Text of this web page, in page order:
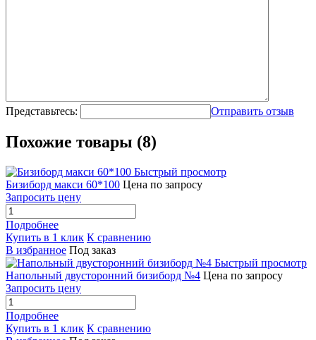
Представьтесь: Отправить отзыв
Похожие товары (8)
Быстрый просмотр
Бизиборд макси 60*100 Цена по запросу
Запросить цену
Подробнее
Купить в 1 клик К сравнению
В избранное Под заказ
Быстрый просмотр
Напольный двусторонний бизиборд №4 Цена по запросу
Запросить цену
Подробнее
Купить в 1 клик К сравнению